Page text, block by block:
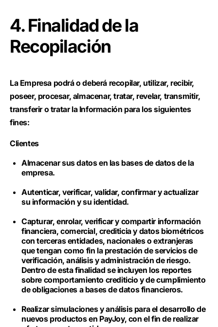
4. Finalidad de la
Recopilación
La Empresa podrá o deberá recopilar, utilizar, recibir,
poseer, procesar, almacenar, tratar, revelar, transmitir,
transferir o tratar la Información para los siguientes
fines:
Clientes
Almacenar sus datos en las bases de datos de la
empresa.
Autenticar, verificar, validar, confirmar y actualizar
su información y su identidad.
Capturar, enrolar, verificar y compartir información
financiera, comercial, crediticia y datos biométricos
con terceras entidades, nacionales o extranjeras
que tengan como fin la prestación de servicios de
verificación, análisis y administración de riesgo.
Dentro de esta finalidad se incluyen los reportes
sobre comportamiento crediticio y de cumplimiento
de obligaciones a bases de datos financieros.
Realizar simulaciones y análisis para el desarrollo de
nuevos productos en PayJoy, con el fin de realizar